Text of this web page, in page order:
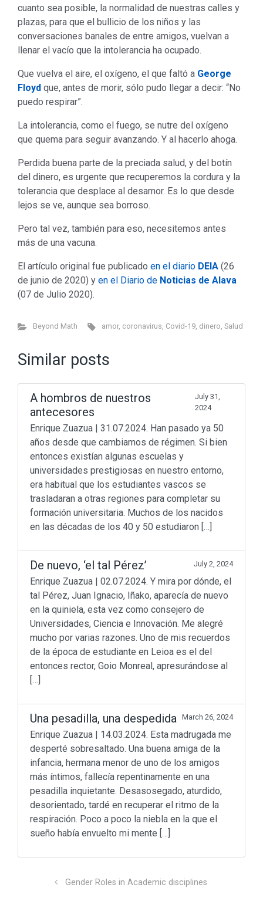
cuanto sea posible, la normalidad de nuestras calles y
plazas, para que el bullicio de los niños y las
conversaciones banales de entre amigos, vuelvan a
llenar el vacío que la intolerancia ha ocupado.
Que vuelva el aire, el oxígeno, el que faltó a George
Floyd que, antes de morir, sólo pudo llegar a decir: “No
puedo respirar”.
La intolerancia, como el fuego, se nutre del oxígeno
que quema para seguir avanzando. Y al hacerlo ahoga.
Perdida buena parte de la preciada salud, y del botín
del dinero, es urgente que recuperemos la cordura y la
tolerancia que desplace al desamor. Es lo que desde
lejos se ve, aunque sea borroso.
Pero tal vez, también para eso, necesitemos antes
más de una vacuna.
El artículo original fue publicado en el diario DEIA (26
de junio de 2020) y en el Diario de Noticias de Alava
(07 de Julio 2020).
Beyond Math amor, coronavirus Covid-19 dinero ,Salud
Similar posts
A hombros de nuestros
antecesores
July 31,
2024
Enrique Zuazua | 31.07.2024. Han pasado ya 50
años desde que cambiamos de régimen. Si bien
entonces existían algunas escuelas y
universidades prestigiosas en nuestro entorno,
era habitual que los estudiantes vascos se
trasladaran a otras regiones para completar su
formación universitaria. Muchos de los nacidos
en las décadas de los 40 y 50 estudiaron […]
De nuevo, ‘el tal Pérez’ July 2, 2024
Enrique Zuazua | 02.07.2024. Y mira por dónde, el
tal Pérez, Juan Ignacio, Iñako, aparecía de nuevo
en la quiniela, esta vez como consejero de
Universidades, Ciencia e Innovación. Me alegré
mucho por varias razones. Uno de mis recuerdos
de la época de estudiante en Leioa es el del
entonces rector, Goio Monreal, apresurándose al
[…]
Una pesadilla, una despedida March 26, 2024
Enrique Zuazua | 14.03.2024. Esta madrugada me
desperté sobresaltado. Una buena amiga de la
infancia, hermana menor de uno de los amigos
más íntimos, fallecía repentinamente en una
pesadilla inquietante. Desasosegado, aturdido,
desorientado, tardé en recuperar el ritmo de la
respiración. Poco a poco la niebla en la que el
sueño había envuelto mi mente […]
Gender Roles in Academic disciplines
Don’t miss out
Beyond Math (198)
lang-euskera(129)
Math in motion!(256)
Sin categoría(3)